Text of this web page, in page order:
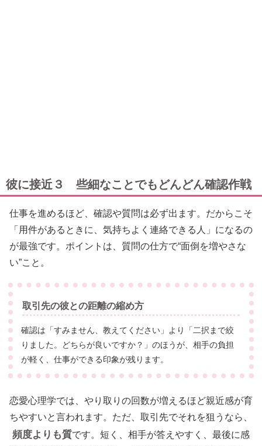
彼に接近３ 些細なことでもどんどん確認作戦
仕事を進めるほど、確認や質問は必ず出ます。だからこそ
「用件があるときに、気持ちよく連絡できる人」になるの
が最強です。ポイントは、質問の仕方で“面倒を増やさな
い”こと。
取引先の彼との距離の縮め方
確認は「すみません、教えてください」より「二択まで絞
りました。どちらが良いですか？」のほうが、相手の負担
が軽く、仕事ができる印象が残ります。
恋愛心理学では、やり取りの回数が増えるほど親近感が育
ちやすいと言われます。ただ、取引先でそれを狙うなら、
頻度よりも質です。短く、相手が答えやすく、最後に感